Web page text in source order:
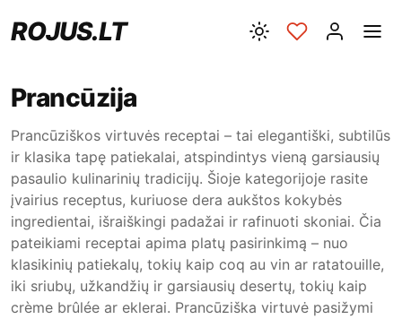
ROJUS.LT
Prancūzija
Prancūziškos virtuvės receptai – tai elegantiški, subtilūs
ir klasika tapę patiekalai, atspindintys vieną garsiausių
pasaulio kulinarinių tradicijų. Šioje kategorijoje rasite
įvairius receptus, kuriuose dera aukštos kokybės
ingredientai, išraiškingi padažai ir rafinuoti skoniai. Čia
pateikiami receptai apima platų pasirinkimą – nuo
klasikinių patiekalų, tokių kaip coq au vin ar ratatouille,
iki sriubų, užkandžių ir garsiausių desertų, tokių kaip
crème brûlée ar eklerai. Prancūziška virtuvė pasižymi